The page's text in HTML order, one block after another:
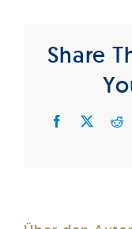
Share
Facebook